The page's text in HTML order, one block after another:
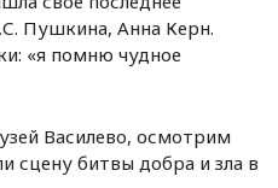
Пушкина, Анна Керн.
«я помню чудное
Василево, осмотрим
сцену битвы добра и зла в